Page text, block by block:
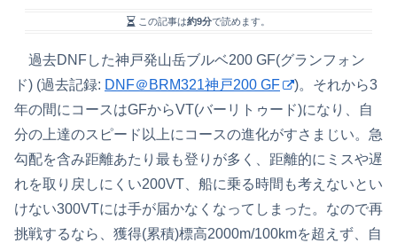
この記事は約9分で読めます。
過去DNFした神戸発山岳ブルベ200 GF(グランフォン
ド) (過去記録: DNF＠BRM321神戸200 GF
)。それから3
年の間にコースはGFからVT(バーリトゥード)になり、自
分の上達のスピード以上にコースの進化がすさまじい。急
勾配を含み距離あたり最も登りが多く、距離的にミスや遅
れを取り戻しにくい200VT、船に乗る時間も考えないとい
けない300VTには手が届かなくなってしまった。なので再
挑戦するなら、獲得(累積)標高2000m/100kmを超えず、自